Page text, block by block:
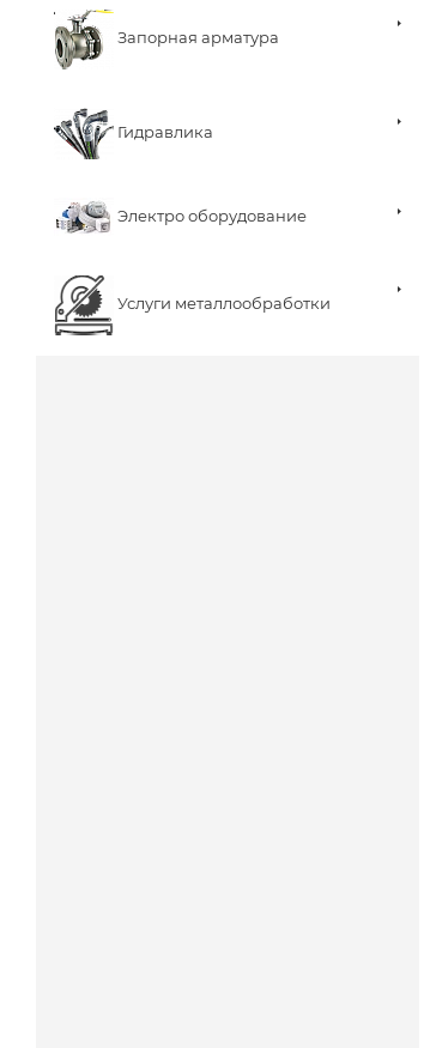
Запорная арматура
Гидравлика
Электро оборудование
Услуги металлообработки